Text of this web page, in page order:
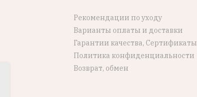
Рекомендации по уходу
Варианты оплаты и доставки
Гарантии качества, Сертификаты
Политика конфиденциальности
Возврат, обмен